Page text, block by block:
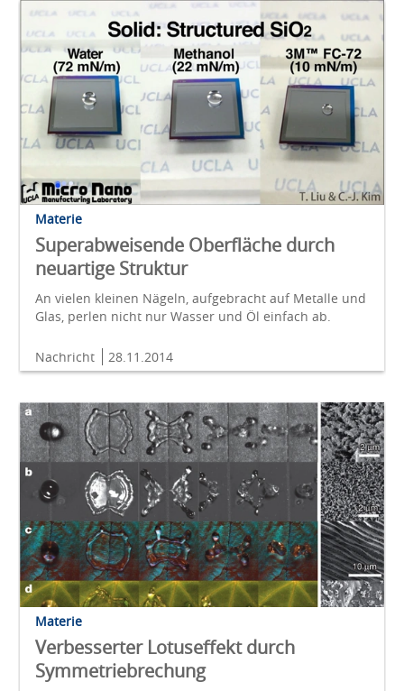
Materie
Superabweisende Oberfläche durch
neuartige Struktur
An vielen kleinen Nägeln, aufgebracht auf Metalle und
Glas, perlen nicht nur Wasser und Öl einfach ab.
Nachricht 28.11.2014
Materie
Verbesserter Lotuseffekt durch
Symmetriebrechung